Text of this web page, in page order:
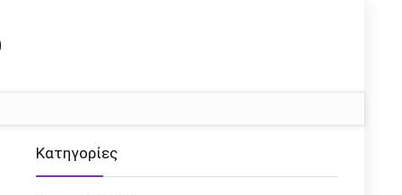
Kατηγορίες